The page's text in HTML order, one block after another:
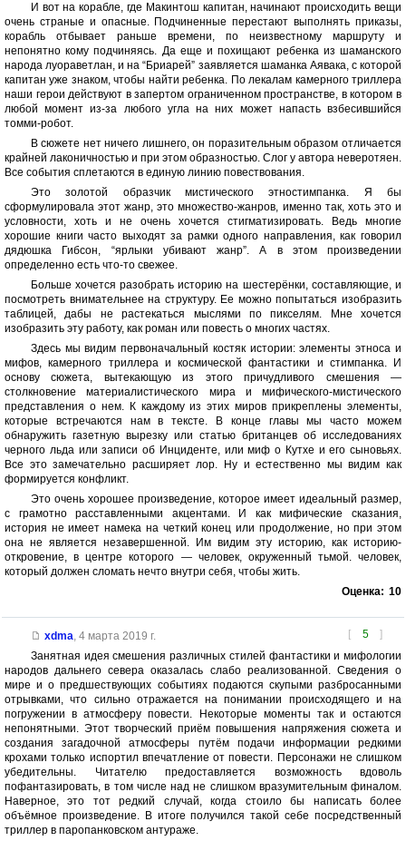
И вот на корабле, где Макинтош капитан, начинают происходить вещи
очень страные и опасные. Подчиненные перестают выполнять приказы,
корабль отбывает раньше времени, по неизвестному маршруту и
непонятно кому подчиняясь. Да еще и похищают ребенка из шаманского
народа луораветлан, и на “Бриарей” заявляется шаманка Аявака, с которой
капитан уже знаком, чтобы найти ребенка. По лекалам камерного триллера
наши герои действуют в запертом ограниченном пространстве, в котором в
любой момент из-за любого угла на них может напасть взбесившийся
томми-робот.
В сюжете нет ничего лишнего, он поразительным образом отличается
крайней лаконичностью и при этом образностью. Слог у автора неверотяен.
Все события сплетаются в единую линию повествования.
Это золотой образчик мистического этностимпанка. Я бы
сформулировала этот жанр, это множество-жанров, именно так, хоть это и
условности, хоть и не очень хочется стигматизировать. Ведь многие
хорошие книги часто выходят за рамки одного направления, как говорил
дядюшка Гибсон, “ярлыки убивают жанр”. А в этом произведении
определенно есть что-то свежее.
Больше хочется разобрать историю на шестерёнки, составляющие, и
посмотреть внимательнее на структуру. Ее можно попытаться изобразить
таблицей, дабы не растекаться мыслями по пикселям. Мне хочется
изобразить эту работу, как роман или повесть о многих частях.
Здесь мы видим первоначальный костяк истории: элементы этноса и
мифов, камерного триллера и космической фантастики и стимпанка. И
основу сюжета, вытекающую из этого причудливого смешения —
столкновение материалистического мира и мифического-мистического
представления о нем. К каждому из этих миров прикреплены элементы,
которые встречаются нам в тексте. В конце главы мы часто можем
обнаружить газетную вырезку или статью британцев об исследованиях
черного льда или записи об Инциденте, или миф о Кутхе и его сыновьях.
Все это замечательно расширяет лор. Ну и естественно мы видим как
формируется конфликт.
Это очень хорошее произведение, которое имеет идеальный размер,
с грамотно расставленными акцентами. И как мифические сказания,
история не имеет намека на четкий конец или продолжение, но при этом
она не является незавершенной. Им видим эту историю, как историю-
откровение, в центре которого — человек, окруженный тьмой. человек,
который должен сломать нечто внутри себя, чтобы жить.
Оценка: 10
[ 5 ]
xdma, 4 марта 2019 г.
Занятная идея смешения различных стилей фантастики и мифологии
народов дальнего севера оказалась слабо реализованной. Сведения о
мире и о предшествующих событиях подаются скупыми разбросанными
отрывками, что сильно отражается на понимании происходящего и на
погружении в атмосферу повести. Некоторые моменты так и остаются
непонятными. Этот творческий приём повышения напряжения сюжета и
создания загадочной атмосферы путём подачи информации редкими
крохами только испортил впечатление от повести. Персонажи не слишком
убедительны. Читателю предоставляется возможность вдоволь
пофантазировать, в том числе над не слишком вразумительным финалом.
Наверное, это тот редкий случай, когда стоило бы написать более
объёмное произведение. В итоге получился такой себе посредственный
триллер в паропанковском антураже.